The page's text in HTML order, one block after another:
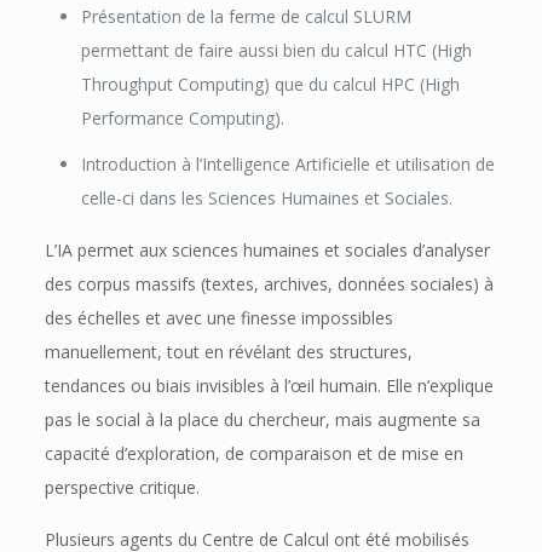
Présentation de la ferme de calcul SLURM
permettant de faire aussi bien du calcul HTC (High
Throughput Computing) que du calcul HPC (High
Performance Computing).
Introduction à l’Intelligence Artificielle et utilisation de
celle-ci dans les Sciences Humaines et Sociales.
L’IA permet aux sciences humaines et sociales d’analyser
des corpus massifs (textes, archives, données sociales) à
des échelles et avec une finesse impossibles
manuellement, tout en révélant des structures,
tendances ou biais invisibles à l’œil humain. Elle n’explique
pas le social à la place du chercheur, mais augmente sa
capacité d’exploration, de comparaison et de mise en
perspective critique.
Plusieurs agents du Centre de Calcul ont été mobilisés